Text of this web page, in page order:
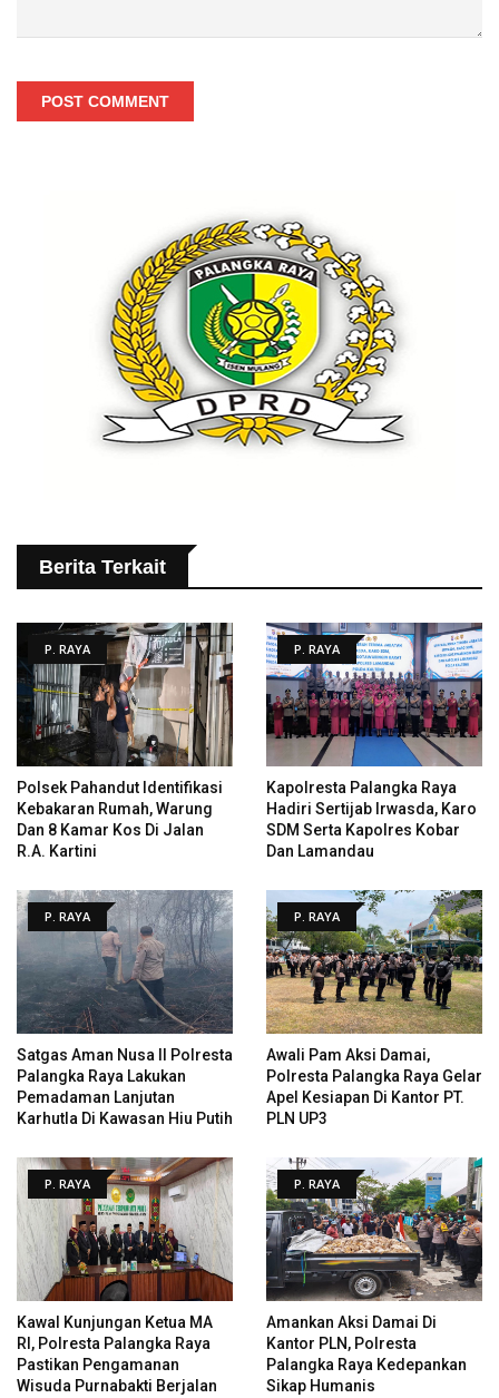
POST COMMENT
Berita Terkait
P. RAYA
Polsek Pahandut Identifikasi
Kebakaran Rumah, Warung
Dan 8 Kamar Kos Di Jalan
R.A. Kartini
P. RAYA
Kapolresta Palangka Raya
Hadiri Sertijab Irwasda, Karo
SDM Serta Kapolres Kobar
Dan Lamandau
P. RAYA
Satgas Aman Nusa II Polresta
Palangka Raya Lakukan
Pemadaman Lanjutan
Karhutla Di Kawasan Hiu Putih
P. RAYA
Awali Pam Aksi Damai,
Polresta Palangka Raya Gelar
Apel Kesiapan Di Kantor PT.
PLN UP3
P. RAYA
Kawal Kunjungan Ketua MA
RI, Polresta Palangka Raya
Pastikan Pengamanan
Wisuda Purnabakti Berjalan
P. RAYA
Amankan Aksi Damai Di
Kantor PLN, Polresta
Palangka Raya Kedepankan
Sikap Humanis